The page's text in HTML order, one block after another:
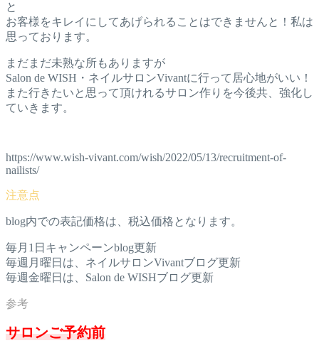
と
お客様をキレイにしてあげられることはできませんと！私は
思っております。
まだまだ未熟な所もありますが
Salon de WISH・ネイルサロンVivantに行って居心地がいい！
また行きたいと思って頂けれるサロン作りを今後共、強化し
ていきます。
https://www.wish-vivant.com/wish/2022/05/13/recruitment-of-
nailists/
blog内での表記価格は、税込価格となります。
毎月1日キャンペーンblog更新
毎週月曜日は、ネイルサロンVivantブログ更新
毎週金曜日は、Salon de WISHブログ更新
サロンご予約前